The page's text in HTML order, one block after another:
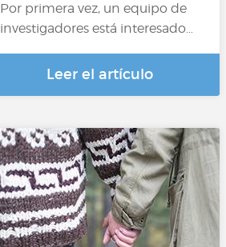
Por primera vez, un equipo de
investigadores está interesado…
Leer el artículo